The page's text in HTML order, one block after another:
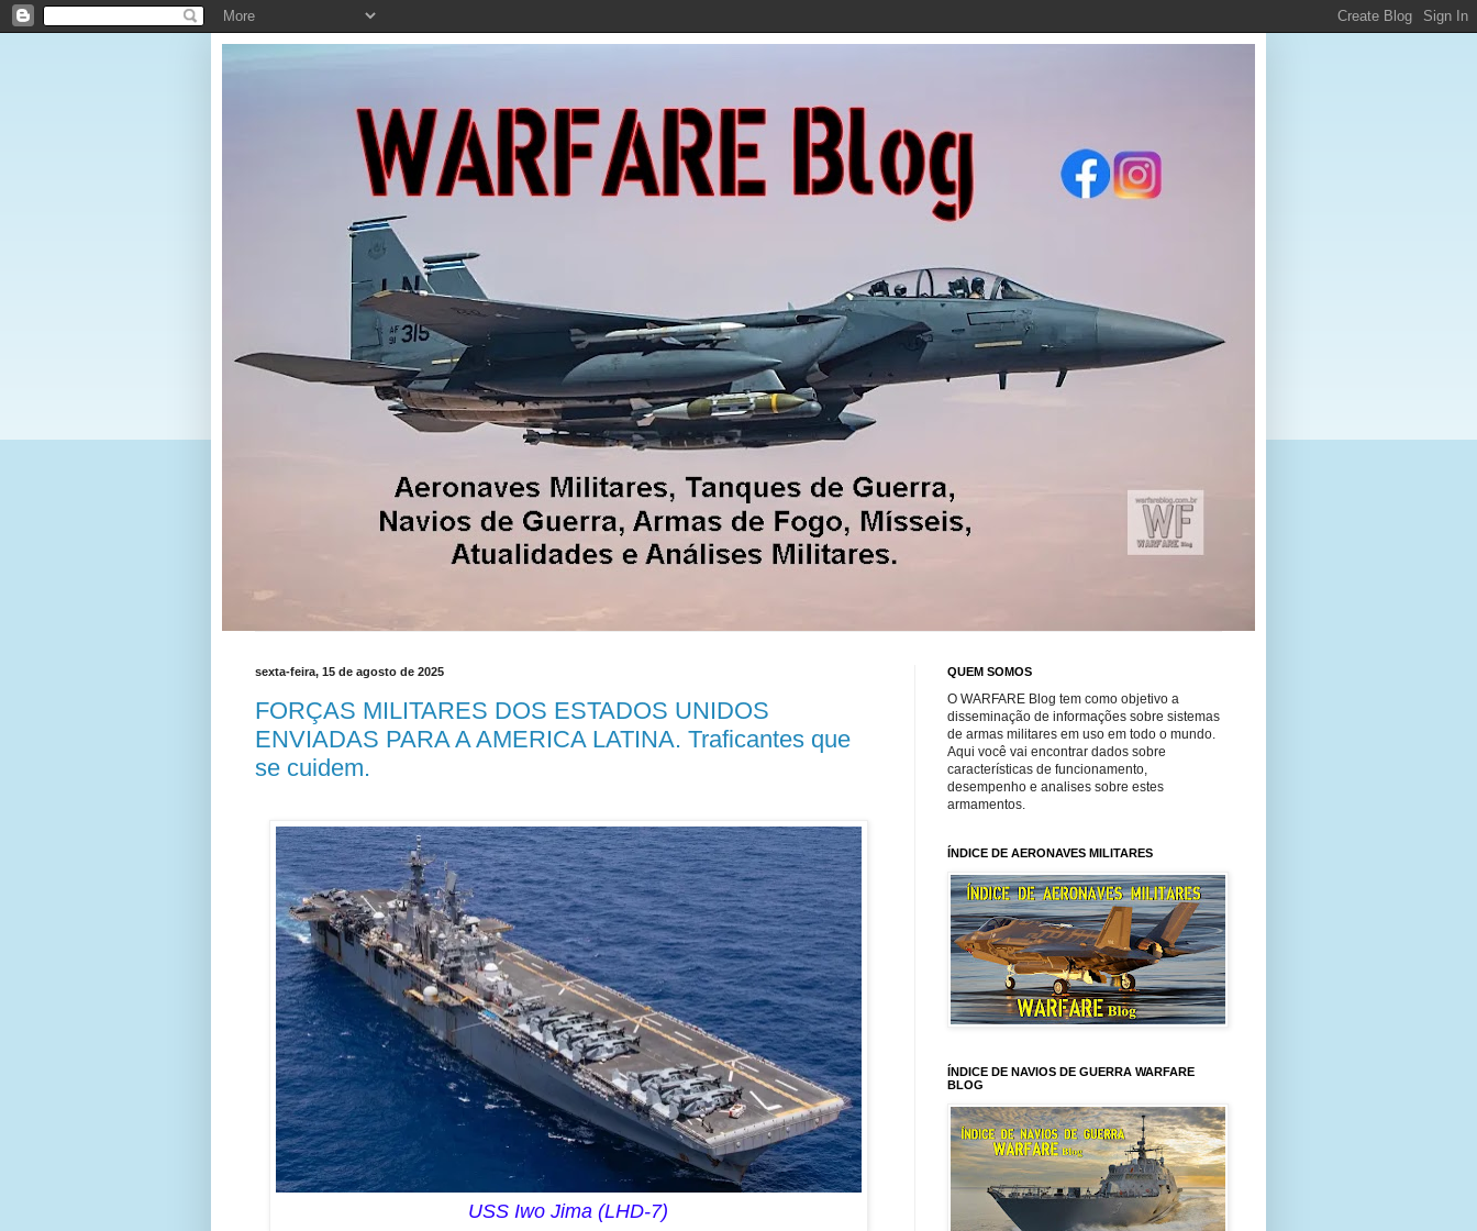
sexta-feira, 15 de agosto de 2025
FORÇAS MILITARES DOS ESTADOS UNIDOS
ENVIADAS PARA A AMERICA LATINA. Traficantes que
se cuidem.
USS Iwo Jima (LHD-7)
QUEM SOMOS
O WARFARE Blog tem como objetivo a
disseminação de informações sobre sistemas
de armas militares em uso em todo o mundo.
Aqui você vai encontrar dados sobre
características de funcionamento,
desempenho e analises sobre estes
armamentos.
ÍNDICE DE AERONAVES MILITARES
ÍNDICE DE NAVIOS DE GUERRA WARFARE
BLOG